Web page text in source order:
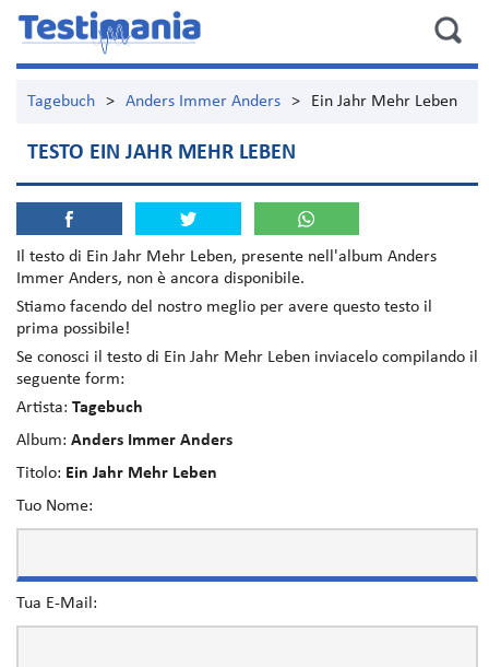
Tagebuch > Anders Immer Anders > Ein Jahr Mehr Leben
TESTO EIN JAHR MEHR LEBEN
Il testo di Ein Jahr Mehr Leben, presente nell'album Anders
Immer Anders, non è ancora disponibile.
Stiamo facendo del nostro meglio per avere questo testo il
prima possibile!
Se conosci il testo di Ein Jahr Mehr Leben inviacelo compilando il
seguente form:
Artista: Tagebuch
Album: Anders Immer Anders
Titolo: Ein Jahr Mehr Leben
Tuo Nome:
Tua E-Mail: